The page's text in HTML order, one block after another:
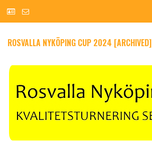
ROSVALLA NYKÖPING CUP 2024 [ARCHIVED]